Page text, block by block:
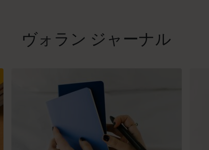
ヴォラン ジャーナル